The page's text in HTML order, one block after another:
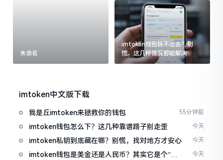
未命名
imtoken钱包转不出去？别
慌，这几种情况都能解决
imtoken中文版下载
我是丘imtoken来拯救你的钱包 55分钟前
imtoken钱包怎么下？这几种靠谱路子别走歪 今天
imtoken私钥到底藏在哪？别慌，找对地方才安心 今天
imtoken钱包是美金还是人民币？其实它是个“多
今天